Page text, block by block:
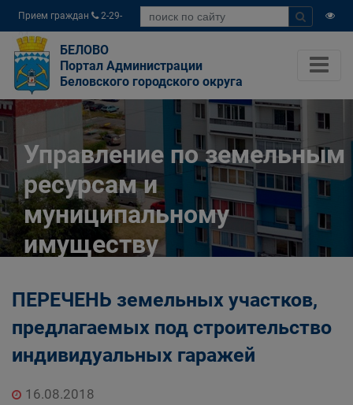
Прием граждан
2-29-
04
БЕЛОВО
Портал Администрации
Беловского городского округа
Управление по земельным
ресурсам и
муниципальному
имуществу
Беловского городского
округа
Структурные подразделения Администрации
ПЕРЕЧЕНЬ земельных участков,
предлагаемых под строительство
индивидуальных гаражей
16.08.2018